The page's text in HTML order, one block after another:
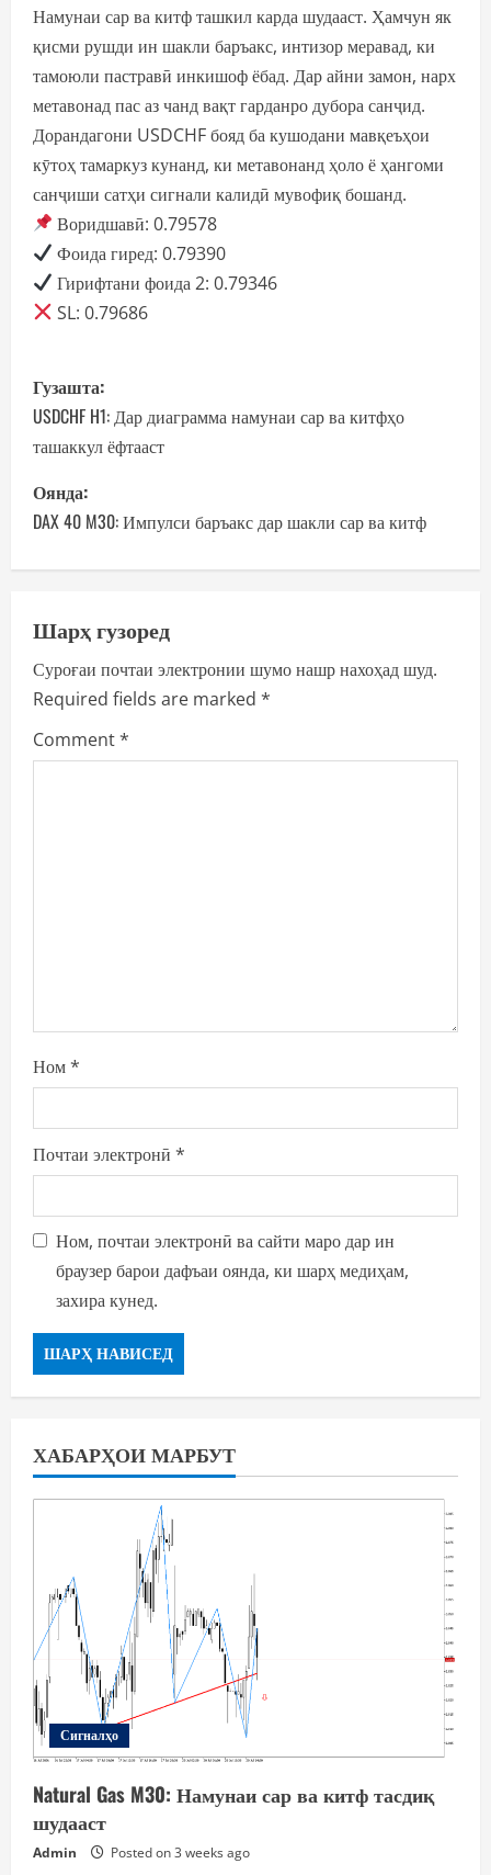
Намунаи сар ва китф ташкил карда шудааст. Ҳамчун як
қисми рушди ин шакли баръакс, интизор меравад, ки
тамоюли пастравӣ инкишоф ёбад. Дар айни замон, нарх
метавонад пас аз чанд вақт гарданро дубора санҷид.
Дорандагони USDCHF бояд ба кушодани мавқеъҳои
кӯтоҳ тамаркуз кунанд, ки метавонанд ҳоло ё ҳангоми
санҷиши сатҳи сигнали калидӣ мувофиқ бошанд.
Воридшавӣ: 0.79578
Фоида гиред: 0.79390
Гирифтани фоида 2: 0.79346
SL: 0.79686
P
o
s
t
n
v
i
g
Гузашта:
USDCHF H1: Дар диаграмма намунаи сар ва китфҳо
ташаккул ёфтааст
Оянда:
DAX 40 M30: Импулси баръакс дар шакли сар ва китф
Шарҳ гузоред
Суроғаи почтаи электронии шумо нашр нахоҳад шуд.
Required fields are marked *
Comment*
Ном*
Почтаи электронӣ *
Ном, почтаи электронӣ ва сайти маро дар ин
браузер барои дафъаи оянда, ки шарҳ медиҳам,
захира кунед.
ХАБАРҲОИ МАРБУТ
Сигналҳо
Natural Gas M30: Намунаи сар ва китф тасдиқ
шудааст
Admin Posted on 3 weeks ago